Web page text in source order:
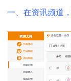
一、在资讯频道